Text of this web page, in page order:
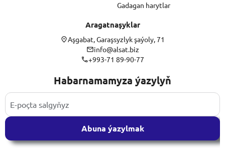
Gadagan harytlar
Aragatnaşyklar
Aşgabat, Garaşsyzlyk şaýoly, 71
info@alsat.biz
+993-71 89-90-77
Habarnamamyza ýazylyň
Abuna ýazylmak